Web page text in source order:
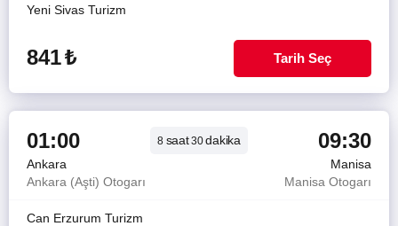
Yeni Sivas Turizm
841₺ Tarih Seç
01:00 8 saat30dakika 09:30
Ankara
Manisa
Ankara (Aşti) Otogarı
Manisa Otogarı
Can Erzurum Turizm